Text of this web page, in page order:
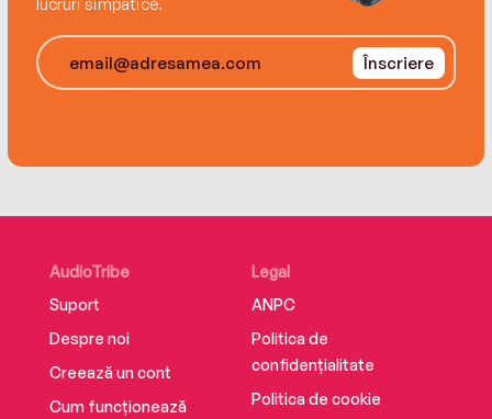
Înscriere
AudioTribe
Suport
Despre noi
Creează un cont
Cum funcționează
Legal
ANPC
Politica de
confidențialitate
Politica de cookie